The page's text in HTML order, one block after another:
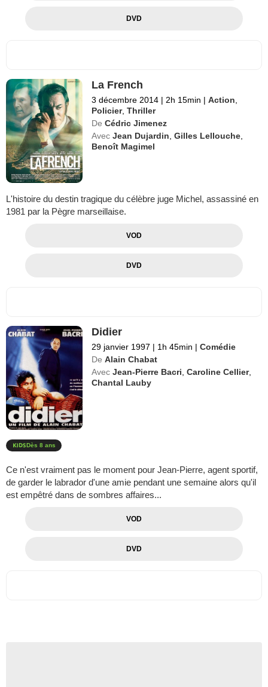
DVD
La French
3 décembre 2014 | 2h 15min | Action
Policier,Thriller
De Cédric Jimenez
Avec Jean Dujardin ,Gilles Lellouche
Benoît Magimel
L'histoire du destin tragique du célèbre juge Michel, assassiné en
1981 par la Pègre marseillaise.
VOD
DVD
Didier
29 janvier 1997 | 1h 45min | Comédie
De Alain Chabat
Avec Jean-Pierre Bacri ,Caroline Cellier,
Chantal Lauby
Dès 8 ans
Ce n'est vraiment pas le moment pour Jean-Pierre, agent sportif,
de garder le labrador d'une amie pendant une semaine alors qu'il
est empêtré dans de sombres affaires...
VOD
DVD